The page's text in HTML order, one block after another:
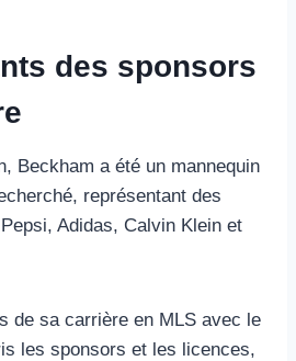
des sponsors
Beckham a été un mannequin
représentant des
Adidas, Calvin Klein et
de sa carrière en MLS avec le
les sponsors et les licences,